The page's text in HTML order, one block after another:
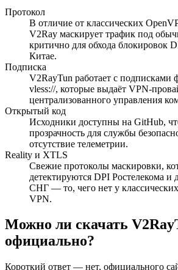
Протокол
В отличие от классических
V2Ray маскирует трафик под
критично для обхода блокировок
Китае.
Подписка
V2RayTun работает с подписками
vless://, которые выдаёт VPN-
централизованного управления
Открытый код
Исходники доступны на GitHub,
прозрачность для службы
отсутствие телеметрии.
Reality и XTLS
Свежие протоколы маскировки,
детектируются DPI Ростелекома и
СНГ — то, чего нет у
VPN.
Можно ли скачать
официально?
Короткий ответ — нет, официального